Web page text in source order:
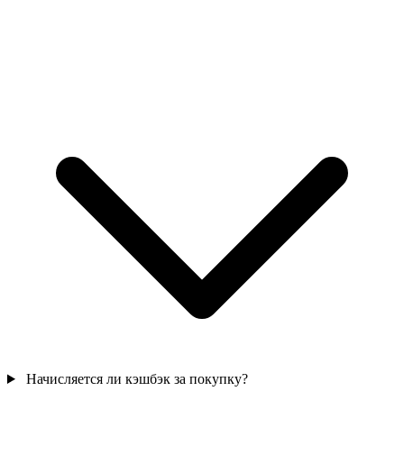
Начисляется ли кэшбэк за покупку?